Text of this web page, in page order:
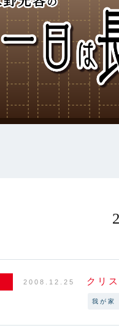
2008.12.25 クリ
我が家